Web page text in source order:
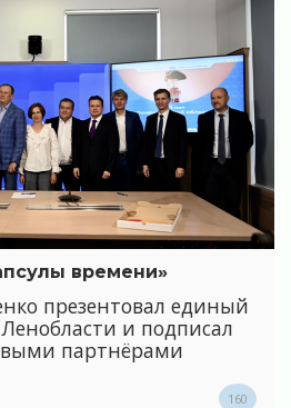
времени»
презентовал единый
и подписал
партнёрами
160